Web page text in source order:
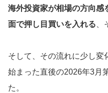
海外投資家が相場の方向感
面で押し目買いを入れる、
そして、その流れに少し変
始まった直後の2026年3月
た。